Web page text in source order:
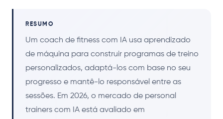
RESUMO
Um coach de fitness com IA usa aprendizado
de máquina para construir programas de treino
personalizados, adaptá-los com base no seu
progresso e mantê-lo responsável entre as
sessões. Em 2026, o mercado de personal
trainers com IA está avaliado em